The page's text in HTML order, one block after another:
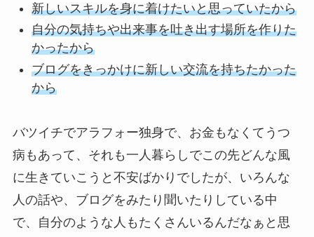
新しいスキルを身に着けたいと思っていたから
自分の気持ちや出来事を吐き出す場所を作りた
かったから
ブログをきっかけに新しい交流を持ちたかった
から
バツイチでアラフォー独身で、お金もなくてうつ
病もあって、それも一人暮らしでこの先どんな風
に生きていこうと不安ばかりでしたが、いろんな
人の話や、ブログをみたり聞いたりしている中
で、自分のような人もたくさんいるんだなぁと思